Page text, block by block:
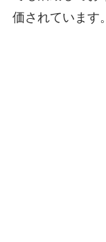
価されています。